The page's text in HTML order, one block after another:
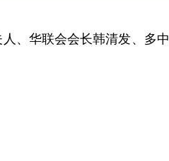
、华联会会长韩清发、多